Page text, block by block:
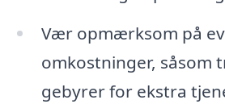
Vær opmærksom på
omkostninger, såsom
gebyrer for ekstra